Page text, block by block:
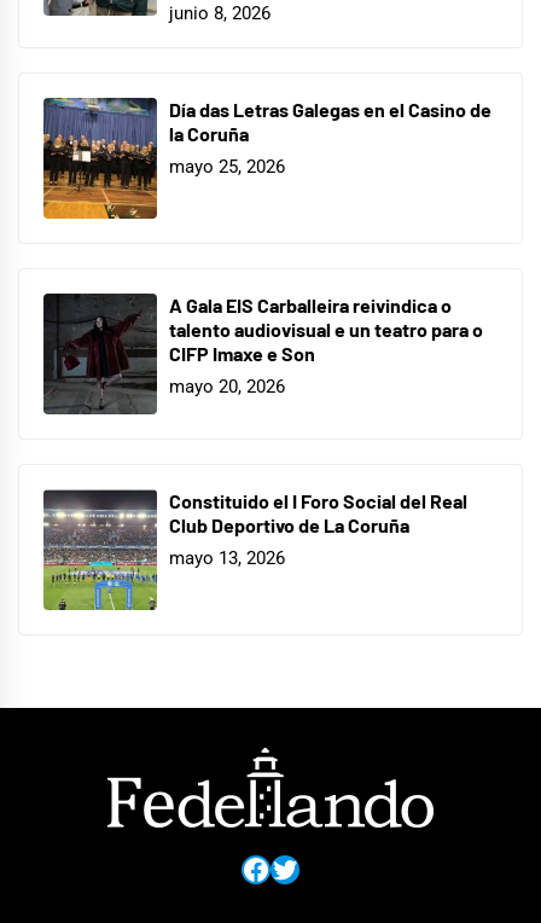
junio 8, 2026
Día das Letras Galegas en el Casino de
la Coruña
mayo 25, 2026
A Gala EIS Carballeira reivindica o
talento audiovisual e un teatro para o
CIFP Imaxe e Son
mayo 20, 2026
Constituido el I Foro Social del Real
Club Deportivo de La Coruña
mayo 13, 2026
Facebook
Twitter